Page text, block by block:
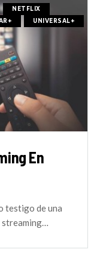
NETFLIX
UNIVERSAL+
En
testigo de una
streaming…